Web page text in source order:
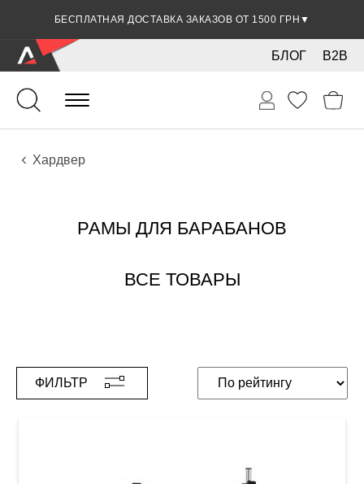
БЕСПЛАТНАЯ ДОСТАВКА ЗАКАЗОВ ОТ 1500 ГРН ▼
СКИДКА 5% ПРИ ОПЛАТЕ БАНКОВСКОЙ КАРТОЧКОЙ
B2B
БЛОГ
Ударные
Ударные инструменты
Хардвер
РАМЫ ДЛЯ БАРАБАНОВ
ВСЕ ТОВАРЫ
ФИЛЬТР